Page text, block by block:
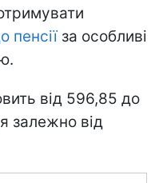
пенсіїза особливі
від 596,85 до
залежно від